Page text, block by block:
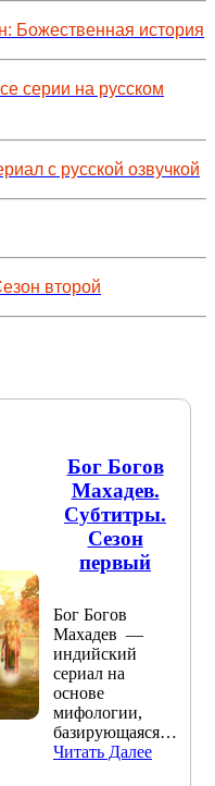
Божественная история
серии на русском
с русской озвучкой
второй
Бог Богов
Махадев.
Субтитры.
Сезон
первый
Бог Богов
Махадев —
индийский
сериал на
основе
мифологии,
базирующаяся…
Читать Далее